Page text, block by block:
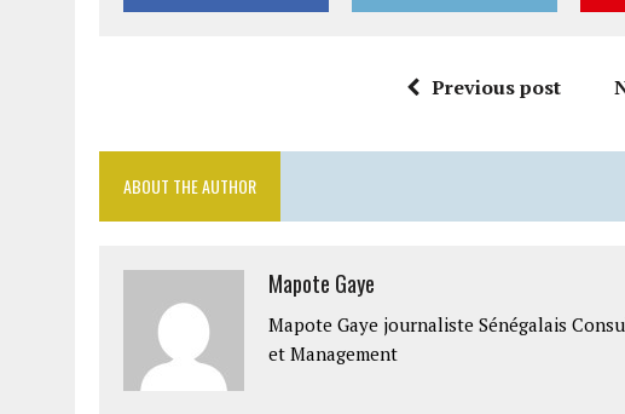
Previous post
ABOUT THE AUTHOR
Mapote Gaye
Mapote Gaye journaliste Sénégalais
et Management